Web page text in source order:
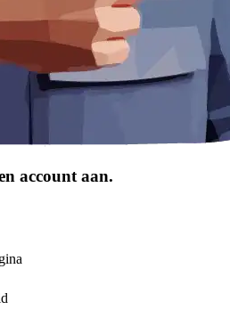
account aan.